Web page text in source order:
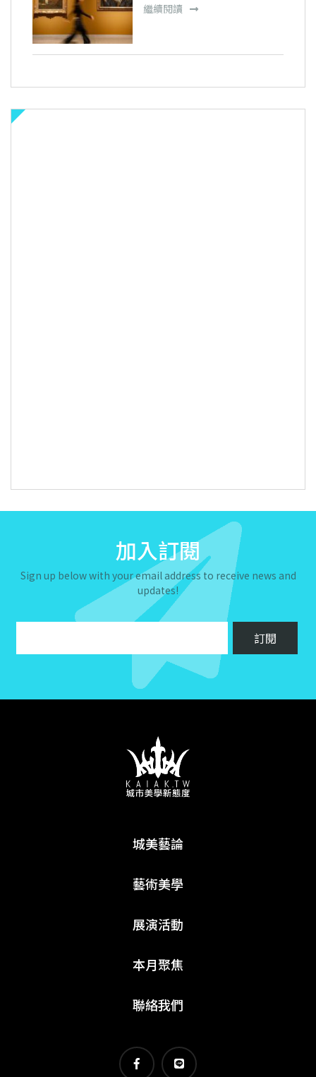
繼續閱讀
加入訂閱
Sign up below with your email address to receive news and
updates!
城美藝論
藝術美學
展演活動
本月聚焦
聯絡我們